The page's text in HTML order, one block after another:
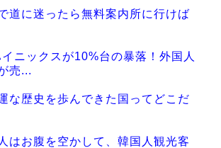
道に迷ったら無料案内所に行けば
ニックスが10%台の暴落！外国人
売...
な歴史を歩んできた国ってどこだ
はお腹を空かして、韓国人観光客